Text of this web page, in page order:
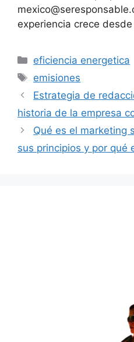
experiencia crece desde
Categorías
eficiencia energetica
Etiquetas
emisiones
Estrategia de
historia de la empresa
Qué es el marketing
sus principios y por qué